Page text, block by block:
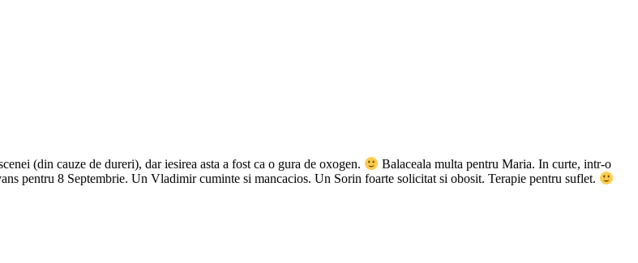
(din cauze de dureri), dar iesirea asta a fost ca o gura de oxogen.
Balaceala multa pentru Maria. In curte, intr-o
pentru 8 Septembrie. Un Vladimir cuminte si mancacios. Un Sorin foarte solicitat si obosit. Terapie pentru suflet.